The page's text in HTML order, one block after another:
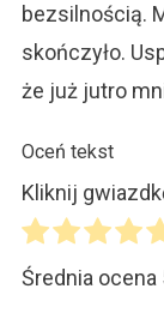
bezsilnością.
skończyło.
że już jutro
Oceń tekst
Kliknij
Średnia ocena